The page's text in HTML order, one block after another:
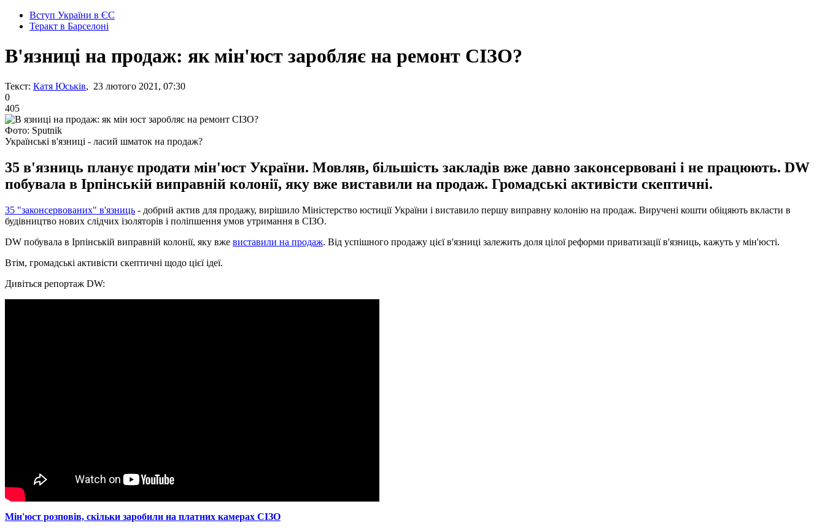
Вступ України в ЄС
Теракт в Барселоні
В'язниці на продаж: як мін'юст заробляє на ремонт СІЗО?
Текст: Катя Юськів, 23 лютого 2021, 07:30
0
405
Фото: Sputnik
Українські в'язниці - ласий шматок на продаж?
35 в'язниць планує продати мін'юст України. Мовляв, більшість закладів вже давно законсервовані і не працюють. DW
побувала в Ірпінській виправній колонії, яку вже виставили на продаж. Громадські активісти скептичні.
35 "законсервованих" в'язниць - добрий актив для продажу, вирішило Міністерство юстиції України і виставило першу виправну колонію на продаж. Виручені кошти обіцяють вкласти в
будівництво нових слідчих ізоляторів і поліпшення умов утримання в СІЗО.
DW побувала в Ірпінській виправній колонії, яку вже виставили на продаж. Від успішного продажу цієї в'язниці залежить доля цілої реформи приватизації в'язниць, кажуть у мін'юсті.
Втім, громадські активісти скептичні щодо цієї ідеї.
Дивіться репортаж DW:
Мін'юст розповів, скільки заробили на платних камерах СІЗО